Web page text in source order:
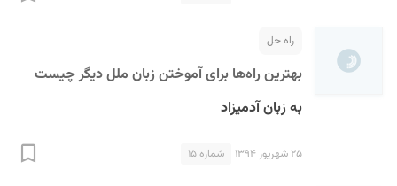
راه حل
بهترین راه‌ها برای آموختن زبان ملل دیگر چیست
به زبان آدمیزاد
۲۵ شهریور ۱۳۹۴ شماره ۱۵